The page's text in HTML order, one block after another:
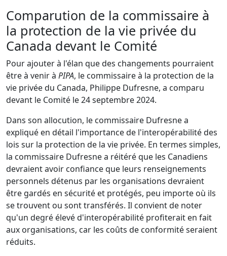
Comparution de la commissaire à
la protection de la vie privée du
Canada devant le Comité
Pour ajouter à l'élan que des changements pourraient
être à venir à PIPA, le commissaire à la protection de la
vie privée du Canada, Philippe Dufresne, a comparu
devant le Comité le 24 septembre 2024.
Dans son allocution, le commissaire Dufresne a
expliqué en détail l'importance de l'interopérabilité des
lois sur la protection de la vie privée. En termes simples,
la commissaire Dufresne a réitéré que les Canadiens
devraient avoir confiance que leurs renseignements
personnels détenus par les organisations devraient
être gardés en sécurité et protégés, peu importe où ils
se trouvent ou sont transférés. Il convient de noter
qu'un degré élevé d'interopérabilité profiterait en fait
aux organisations, car les coûts de conformité seraient
réduits.